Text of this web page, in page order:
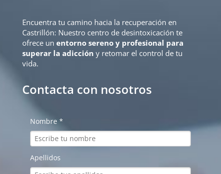
Encuentra tu camino hacia la recuperación en
Castrillón: Nuestro centro de desintoxicación te
ofrece un entorno sereno y profesional para
superar la adicción y retomar el control de tu
vida.
Contacta con nosotros